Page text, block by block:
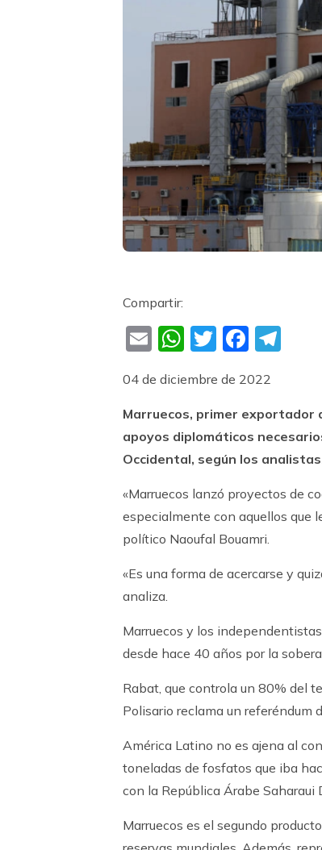
Compartir:
EmailWhatsApp
Twitter
04 de diciembre de 2022
Marruecos, primer exportador
apoyos diplomáticos
Occidental, según los
«Marruecos lanzó proyectos de
especialmente con aquellos que
político Naoufal Bouamri.
«Es una forma de acercarse y
analiza.
Marruecos y los
desde hace 40 años por la
Rabat, que controla un 80% del
Polisario reclama un referéndum
América Latino no es ajena al
toneladas de fosfatos que iba
con la República Árabe Saharaui
Marruecos es el segundo